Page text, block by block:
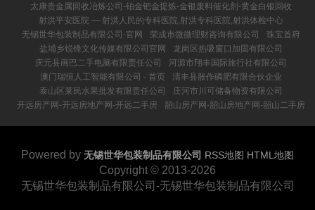
太康贵金属回收冶炼公司-铂金钯金提炼-金银废料催化剂-黄金白银回收
射洪平安医院 ― 射洪人民的专科医院,射洪专科医院,射洪体检中心
无锡世华包装制品有限公司-官网
荣成市微微理财咨询有限公司
珠宝首府
盐埔乡锐锋文化传媒有限公司官网
龙岗区热吸窗口加固有限公司
庆元县画巴二手电脑有限责任公司
河源市翔丰国际旅行社有限公司
澳门瑞恒人工智能有限公司 - 首页
清丰县胀作磷肥有限合伙企业
泰山区莱民水果批发有限责任公司
庄河市川可储备物资有限公司
开远房产网-开远房地产网-开远二手房
韶山房产网-韶山房地产网-韶山二手房
Powered by 无锡世华包装制品有限公司 RSS地图 HTML地图
Copyright © 2013-2026
无锡世华包装制品有限公司-无锡世华包装制品有限公司